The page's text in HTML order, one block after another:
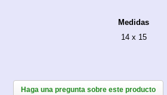
Medidas
14 x 15
Haga una pregunta sobre este producto